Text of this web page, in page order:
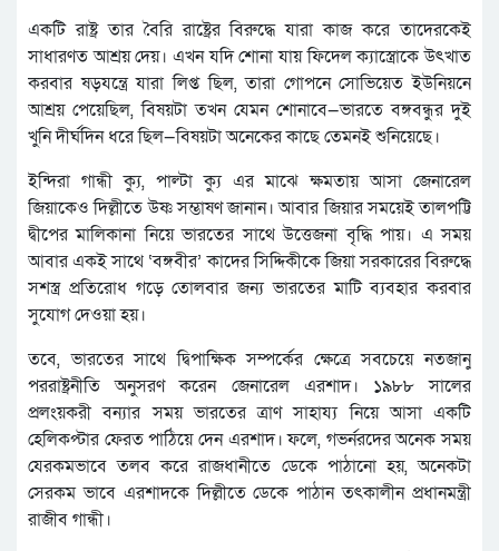
একটি রাষ্ট্র তার বৈরি রাষ্ট্রের বিরুদ্ধে যারা কাজ করে তাদেরকেই
সাধারণত আশ্রয় দেয়। এখন যদি শোনা যায় ফিদেল ক্যাস্ত্রোকে উৎখাত
করবার ষড়যন্ত্রে যারা লিপ্ত ছিল, তারা গোপনে সোভিয়েত ইউনিয়নে
আশ্রয় পেয়েছিল, বিষয়টা তখন যেমন শোনাবে—ভারতে বঙ্গবন্ধুর দুই
খুনি দীর্ঘদিন ধরে ছিল—বিষয়টা অনেকের কাছে তেমনই শুনিয়েছে।
ইন্দিরা গান্ধী ক্যু, পাল্টা ক্যু এর মাঝে ক্ষমতায় আসা জেনারেল
জিয়াকেও দিল্লীতে উষ্ণ সম্ভাষণ জানান। আবার জিয়ার সময়েই তালপট্টি
দ্বীপের মালিকানা নিয়ে ভারতের সাথে উত্তেজনা বৃদ্ধি পায়। এ সময়
আবার একই সাথে ‘বঙ্গবীর’ কাদের সিদ্দিকীকে জিয়া সরকারের বিরুদ্ধে
সশস্ত্র প্রতিরোধ গড়ে তোলবার জন্য ভারতের মাটি ব্যবহার করবার
সুযোগ দেওয়া হয়।
তবে, ভারতের সাথে দ্বিপাক্ষিক সম্পর্কের ক্ষেত্রে সবচেয়ে নতজানু
পররাষ্ট্রনীতি অনুসরণ করেন জেনারেল এরশাদ। ১৯৮৮ সালের
প্রলংয়করী বন্যার সময় ভারতের ত্রাণ সাহায্য নিয়ে আসা একটি
হেলিকপ্টার ফেরত পাঠিয়ে দেন এরশাদ। ফলে, গভর্নরদের অনেক সময়
যেরকমভাবে তলব করে রাজধানীতে ডেকে পাঠানো হয়, অনেকটা
সেরকম ভাবে এরশাদকে দিল্লীতে ডেকে পাঠান তৎকালীন প্রধানমন্ত্রী
রাজীব গান্ধী।